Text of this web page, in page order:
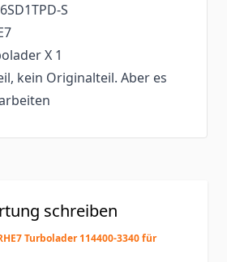
S
X 1
kein Originalteil. Aber es
schreiben
Turbolader 114400-3340 für